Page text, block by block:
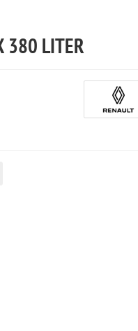
380 LITER